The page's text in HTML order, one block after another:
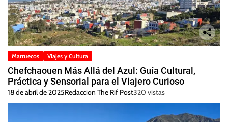
Marruecos Viajes y Cultura
Chefchaouen Más Allá del Azul: Guía Cultural,
Práctica y Sensorial para el Viajero Curioso
18 de abril de 2025Redaccion The Rif Post320 vistas